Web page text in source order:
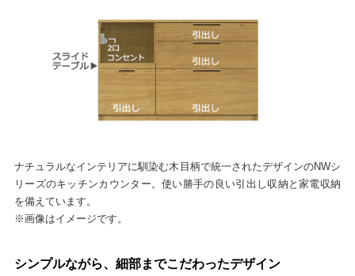
ナチュラルなインテリアに馴染む木目柄で統一されたデザインのNWシ
リーズのキッチンカウンター。使い勝手の良い引出し収納と家電収納
を備えています。
※画像はイメージです。
シンプルながら、細部までこだわったデザイン